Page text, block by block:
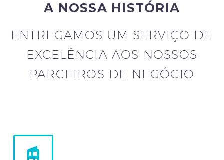
A NOSSA HISTÓRIA
ENTREGAMOS UM SERVIÇO DE
EXCELÊNCIA AOS NOSSOS
PARCEIROS DE NEGÓCIO

